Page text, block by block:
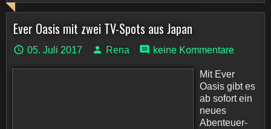
Ever Oasis mit zwei TV-Spots aus Japan
05. Juli 2017 Rena keine Kommentare
Mit Ever
Oasis gibt es
ab sofort ein
neues
Abenteuer-